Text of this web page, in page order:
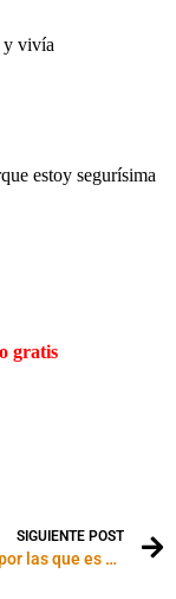
y vivía
estoy segurísima
gratis
SIGUIENTE POST
67 razones por las que es mejor ser hombre